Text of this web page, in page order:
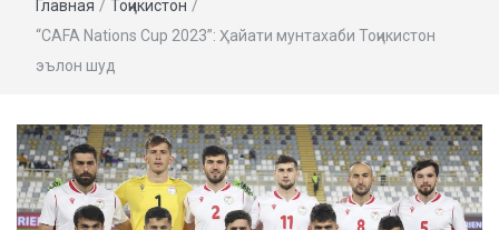
Главная / Тоҷикистон /
“СAFA Nations Cup 2023”: Ҳайати мунтахаби Тоҷикистон
эълон шуд